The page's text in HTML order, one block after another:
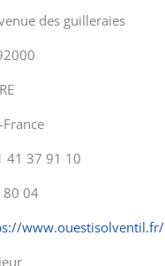
des guilleraies
41 37 91 10
80 04
www.ouestisolventil.fr/